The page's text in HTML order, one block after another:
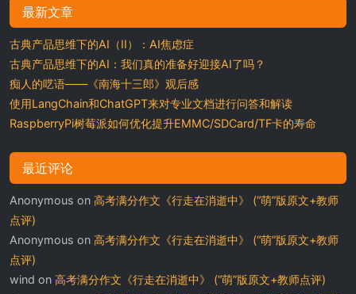
最新文章
古典产品思维下的AI（II）：AI焦虑症
古典产品思维下的AI：我们真的准备好迎接AI了吗？
痴人的呓语——《南海十三郎》观后感
使用LangChain和ChatGPT来对专业文档进行问答和解读
RaspberryPi树莓派如何优化提升EMMC/SDCard/TF卡的寿命
最近评论
Anonymous on 高考满分作文《行走在消逝中》 (“萌”版原文+教师
点评)
Anonymous on 高考满分作文《行走在消逝中》 (“萌”版原文+教师
点评)
wind on 高考满分作文《行走在消逝中》 (“萌”版原文+教师点评)